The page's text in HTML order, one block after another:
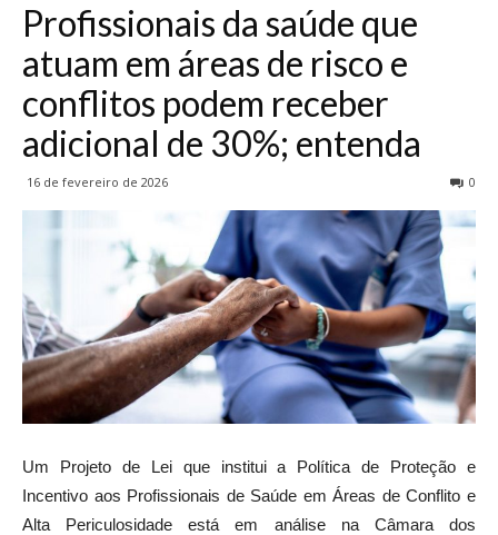
Profissionais da saúde que
atuam em áreas de risco e
conflitos podem receber
adicional de 30%; entenda
16 de fevereiro de 2026 0
Um Projeto de Lei que institui a Política de Proteção e
Incentivo aos Profissionais de Saúde em Áreas de Conflito e
Alta Periculosidade está em análise na Câmara dos